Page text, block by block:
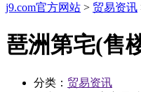
j9.com官方网站 > 贸易资讯
琶洲第宅(售
分类： 贸易资讯